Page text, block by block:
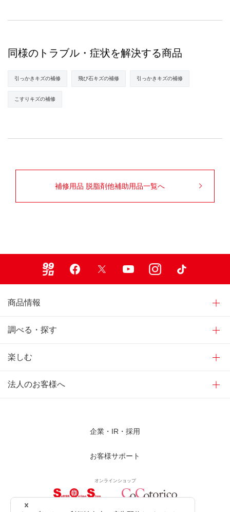
同様のトラブル・症状を解決する商品
引っかきキズの補修 飛び石キズの補修 引っかきキズの補修
こすりキズの補修
補修用品 脱脂剤他補助用品一覧へ
商品情報
調べる・探す
楽しむ
法人のお客様へ
企業・IR・採用
お客様サポート
オンラインショップ